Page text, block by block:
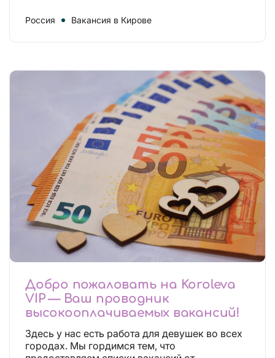
Россия Вакансия в Кирове
Добро пожаловать на Koroleva
VIP — Ваш проводник
высокооплачиваемых вакансий!
Здесь у нас есть работа для девушек во всех
городах. Мы гордимся тем, что